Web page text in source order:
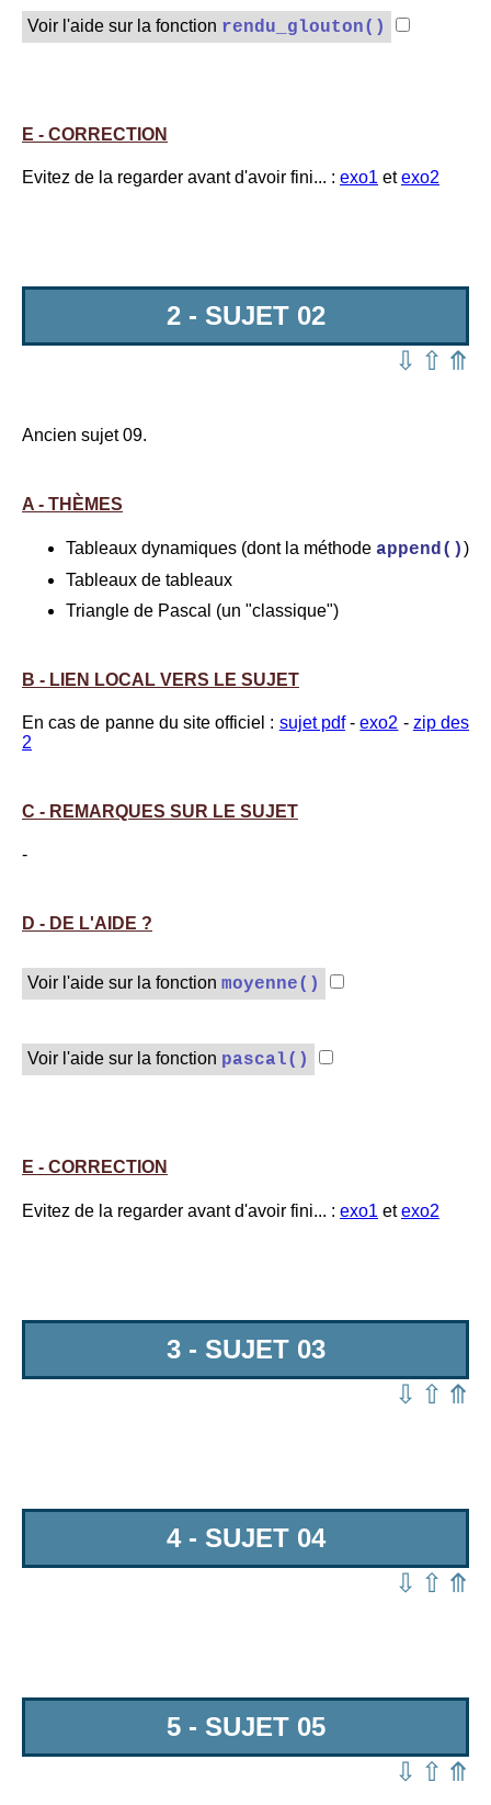
Voir l'aide sur la fonction rendu_glouton()
E - CORRECTION
Evitez de la regarder avant d'avoir fini... : exo1 etexo2
2 - SUJET 02
⇩ ⇧ ⤊
Ancien sujet 09.
A - THÈMES
Tableaux dynamiques (dont la méthode append())
Tableaux de tableaux
Triangle de Pascal (un "classique")
B - LIEN LOCAL VERS LE SUJET
En cas de panne du site officiel : sujet pdf-exo2 - zip des
2
C - REMARQUES SUR LE SUJET
-
D - DE L'AIDE ?
Voir l'aide sur la fonction moyenne()
Voir l'aide sur la fonction pascal()
E - CORRECTION
Evitez de la regarder avant d'avoir fini... : exo1 etexo2
3 - SUJET 03
⇩ ⇧ ⤊
4 - SUJET 04
⇩ ⇧ ⤊
5 - SUJET 05
⇩ ⇧ ⤊